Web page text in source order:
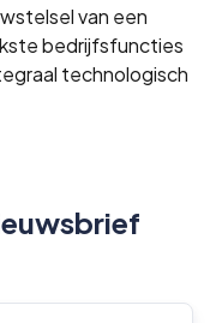
van een
bedrijfsfuncties
technologisch